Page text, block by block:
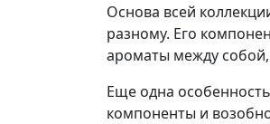
Основа всей
разному. Его
ароматы между
Еще одна
компоненты и